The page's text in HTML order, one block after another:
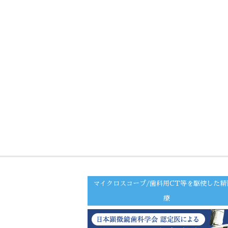
マイクロスコープ/歯科用CT等を駆使した精
療